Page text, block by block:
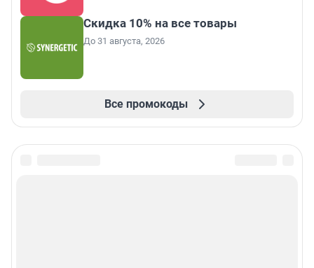
Скидка 10% на все товары
До 31 августа, 2026
Все промокоды